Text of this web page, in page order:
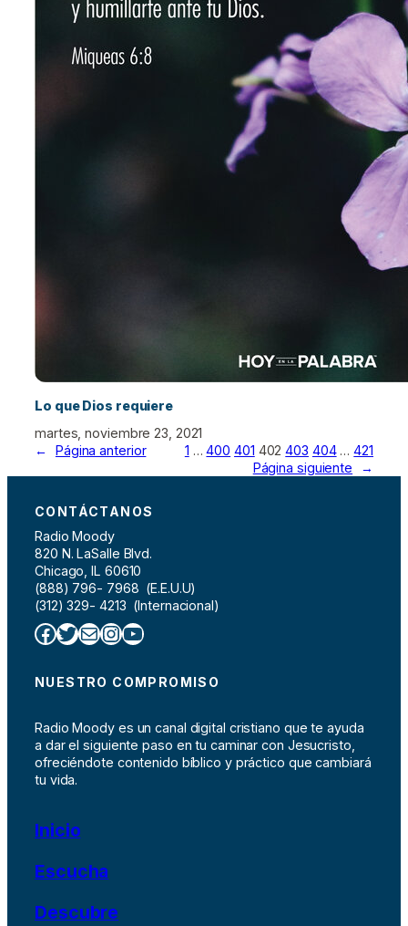
Lo que Dios requiere
martes, noviembre 23, 2021
←
Página anterior 1 … 400 401 402 403 404 … 421
Página siguiente
→
CONTÁCTANOS
Radio Moody
820 N. LaSalle Blvd.
Chicago, IL 60610
(888) 796- 7968 (E.E.U.U)
(312) 329- 4213 (Internacional)
Facebook Twitter Correo electrónico InstagramYouTube
NUESTRO COMPROMISO
Radio Moody es un canal digital cristiano que te ayuda
a dar el siguiente paso en tu caminar con Jesucristo,
ofreciéndote contenido bíblico y práctico que cambiará
tu vida.
Inicio
Escucha
Descubre